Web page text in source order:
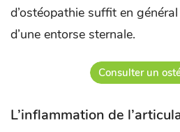
d’ostéopathie suffit en
d’une entorse sternale.
Consulter un
L’inflammation de